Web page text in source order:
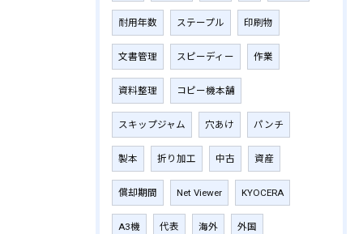
耐用年数 ステープル 印刷物
文書管理 スピーディー 作業
資料整理 コピー機本舗
スキップジャム 穴あけ パンチ
製本 折り加工 中古 資産
償却期間 Net Viewer KYOCERA
A3機 代表 海外 外国